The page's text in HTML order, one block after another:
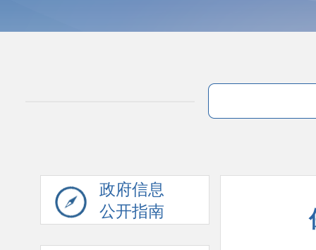
政府信息
公开指南